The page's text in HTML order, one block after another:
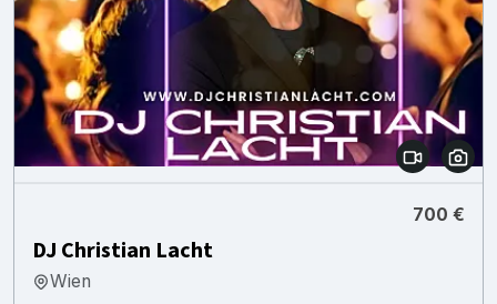
700 €
DJ Christian Lacht
Wien